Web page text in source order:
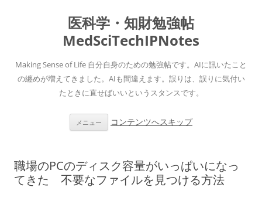
医科学・知財勉強帖
MedSciTechIPNotes
Making Sense of Life 自分自身のための勉強帖です。AIに訊いたこと
の纏めが増えてきました。AIも間違えます。誤りは、誤りに気付い
たときに直せばいいというスタンスです。
メニュー コンテンツへスキップ
職場のPCのディスク容量がいっぱいになっ
てきた 不要なファイルを見つける方法